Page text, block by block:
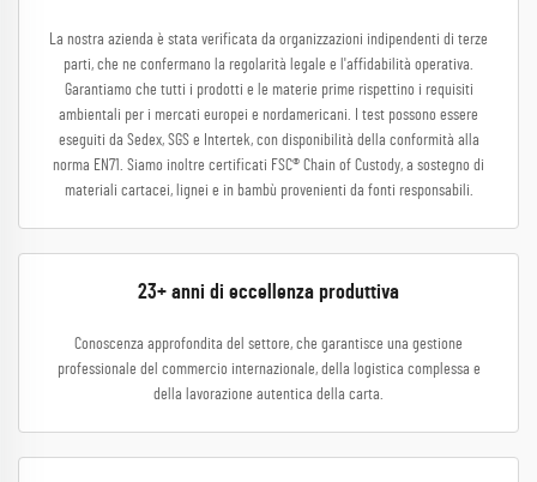
La nostra azienda è stata verificata da organizzazioni indipendenti di terze
parti, che ne confermano la regolarità legale e l'affidabilità operativa.
Garantiamo che tutti i prodotti e le materie prime rispettino i requisiti
ambientali per i mercati europei e nordamericani. I test possono essere
eseguiti da Sedex, SGS e Intertek, con disponibilità della conformità alla
norma EN71. Siamo inoltre certificati FSC® Chain of Custody, a sostegno di
materiali cartacei, lignei e in bambù provenienti da fonti responsabili.
23+ anni di eccellenza produttiva
Conoscenza approfondita del settore, che garantisce una gestione
professionale del commercio internazionale, della logistica complessa e
della lavorazione autentica della carta.